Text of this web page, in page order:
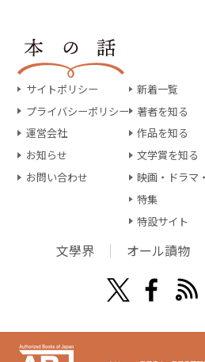
サイトポリシー
プライバシーポリシー
運営会社
お知らせ
お問い合わせ
新着一覧
著者を知る
作品を知る
文学賞を知る
映画・ドラマ
特集
特設サイト
文學界 オール讀物